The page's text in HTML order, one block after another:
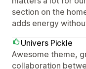
section on the
adds energy
Univers Pickle
Awesome theme,
collaboration